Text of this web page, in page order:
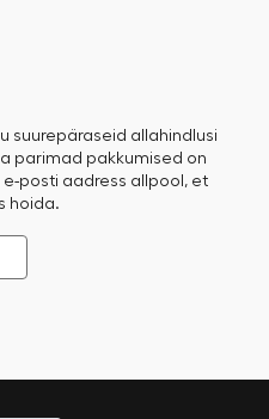
suurepäraseid allahindlusi
parimad pakkumised on
posti aadress allpool, et
hoida.